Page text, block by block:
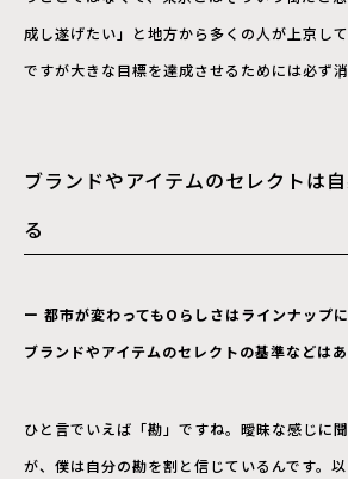
成し遂げたい」と地方から多くの人が上京し
ですが大きな目標を達成させるためには必ず消
ブランドやアイテムのセレクトは
る
ー 都市が変わってもOらしさはラインナップ
ブランドやアイテムのセレクトの基準などはあ
ひと言でいえば「勘」ですね。曖昧な感じに
が、僕は自分の勘を割と信じているんです。